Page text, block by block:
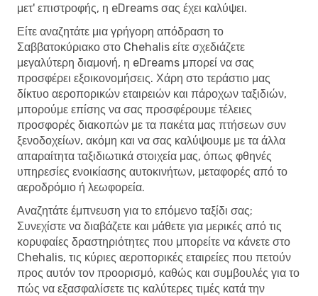
μετ' επιστροφής, η eDreams σας έχει καλύψει.
Είτε αναζητάτε μια γρήγορη απόδραση το
Σαββατοκύριακο στο Chehalis είτε σχεδιάζετε
μεγαλύτερη διαμονή, η eDreams μπορεί να σας
προσφέρει εξοικονομήσεις. Χάρη στο τεράστιο μας
δίκτυο αεροπορικών εταιρειών και πάροχων ταξιδιών,
μπορούμε επίσης να σας προσφέρουμε τέλειες
προσφορές διακοπών με τα πακέτα μας πτήσεων συν
ξενοδοχείων, ακόμη και να σας καλύψουμε με τα άλλα
απαραίτητα ταξιδιωτικά στοιχεία μας, όπως φθηνές
υπηρεσίες ενοικίασης αυτοκινήτων, μεταφορές από το
αεροδρόμιο ή λεωφορεία.
Αναζητάτε έμπνευση για το επόμενο ταξίδι σας;
Συνεχίστε να διαβάζετε και μάθετε για μερικές από τις
κορυφαίες δραστηριότητες που μπορείτε να κάνετε στο
Chehalis, τις κύριες αεροπορικές εταιρείες που πετούν
προς αυτόν τον προορισμό, καθώς και συμβουλές για το
πώς να εξασφαλίσετε τις καλύτερες τιμές κατά την